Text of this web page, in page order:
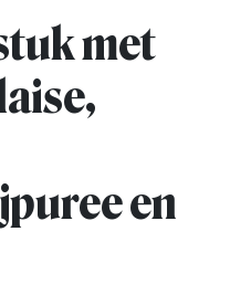
met
en